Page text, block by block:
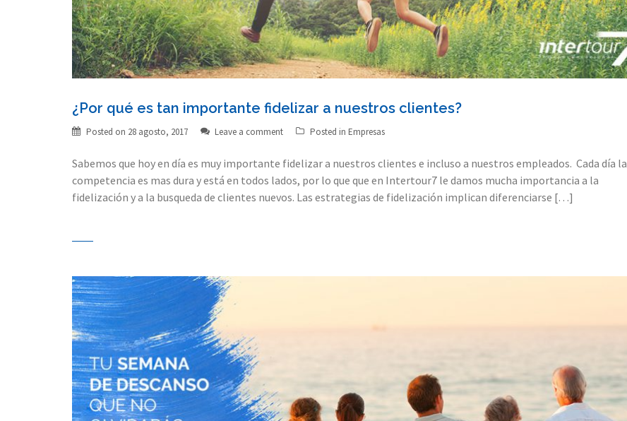
¿Por qué es tan importante fidelizar a nuestros clientes?
Posted on 28 agosto, 2017 Leave a comment Posted in Empresas
Sabemos que hoy en día es muy importante fidelizar a nuestros clientes e incluso a nuestros empleados. Cada día la
competencia es mas dura y está en todos lados, por lo que que en Intertour7 le damos mucha importancia a la
fidelización y a la busqueda de clientes nuevos. Las estrategias de fidelización implican diferenciarse […]